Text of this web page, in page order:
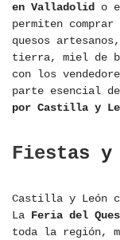
en Valladolid o
permiten
quesos
tierra, miel de
con los
parte esencial
por Castilla y
Fiestas
Castilla y León
La Feria del
toda la región,